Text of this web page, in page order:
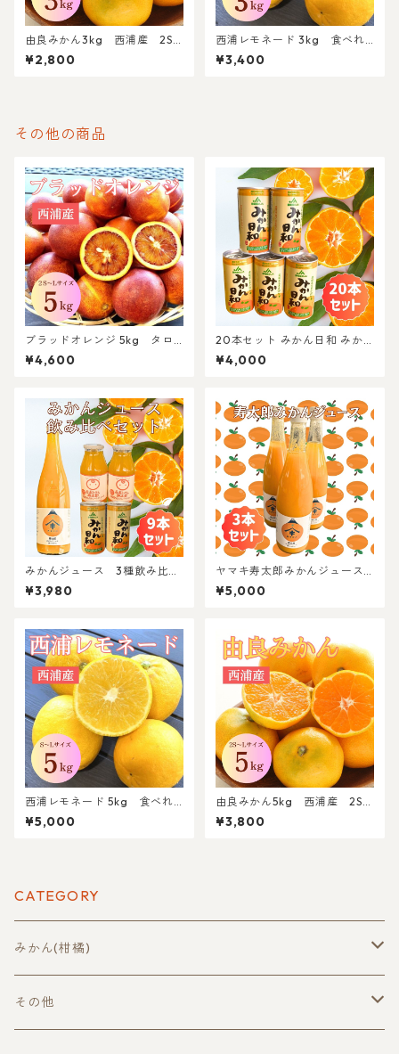
由良みかん3kg 西浦産 2S
～Lサイズ混合【北海道・沖縄
(離島)以外送料無料】
¥2,800
西浦レモネード 3kg 食べれ
るレモン 西浦産 S～Lサイズ
混合
¥3,400
その他の商品
ブラッドオレンジ 5kg タロ
ッコ 西浦産 2S～Lサイズ混
合
¥4,600
20本セット みかん日和 みか
んジュース濃縮還元果汁70％
¥4,000
みかんジュース 3種飲み比べ
セット
¥3,980
ヤマキ寿太郎みかんジュース
３本セット 100％ ストレート
ジュース
¥5,000
西浦レモネード 5kg 食べれ
るレモン 西浦産 S～Lサイズ
混合
¥5,000
由良みかん5kg 西浦産 2S～
Lサイズ混合【北海道・沖縄(離
島)以外送料無料】
¥3,800
CATEGORY
みかん(柑橘)
早生みかん
その他